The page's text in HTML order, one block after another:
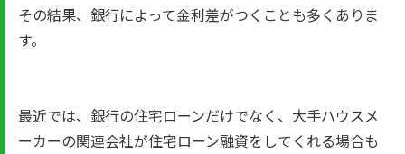
その結果、銀行によって金利差がつくことも多くありま
す。
最近では、銀行の住宅ローンだけでなく、大手ハウスメ
ーカーの関連会社が住宅ローン融資をしてくれる場合も